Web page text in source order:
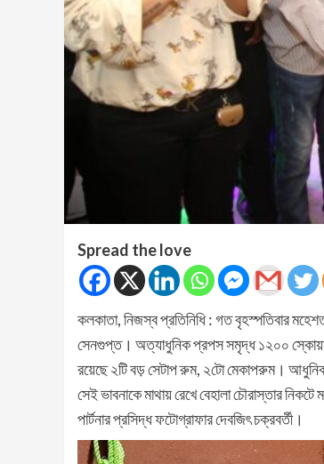
Spread the love
কলকাতা, নিজস্ব প্রতিনিধি : গত বৃহস্পতিবার
সেনগুপ্ত। অত্যাধুনিক প্রপস সমৃদ্ধ ১২০০ স্কোয়ার
রয়েছে ২টি বড় সেটাপ রুম, ২টো মেকাপরুম।
সেই ভাবনাকে মাথায় রেখে বেহালা চৌরাস্তার
পার্টনার প্রসিদ্ধ ফটোগ্রাফার দেবজিৎ চক্রবর্তী।